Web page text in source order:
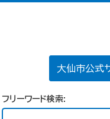
大仙市公式
フリーワード検索